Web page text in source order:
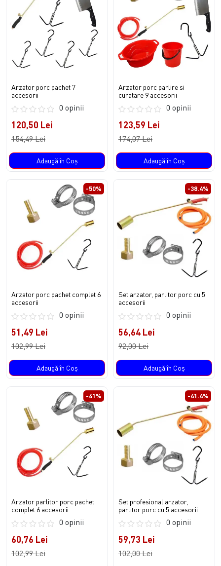
Arzator porc pachet 7
accesorii
0 opinii
120,50 Lei
154,49 Lei
Adaugă în Coş
Arzator porc parlire si
curatare 9 accesorii
0 opinii
123,59 Lei
174,07 Lei
Adaugă în Coş
-50%
Arzator porc pachet complet 6
accesorii
0 opinii
51,49 Lei
102,99 Lei
Adaugă în Coş
-38.4%
Set arzator, parlitor porc cu 5
accesorii
0 opinii
56,64 Lei
92,00 Lei
Adaugă în Coş
-41%
Arzator parlitor porc pachet
complet 6 accesorii
0 opinii
60,76 Lei
102,99 Lei
-41.4%
Set profesional arzator,
parlitor porc cu 5 accesorii
0 opinii
59,73 Lei
102,00 Lei